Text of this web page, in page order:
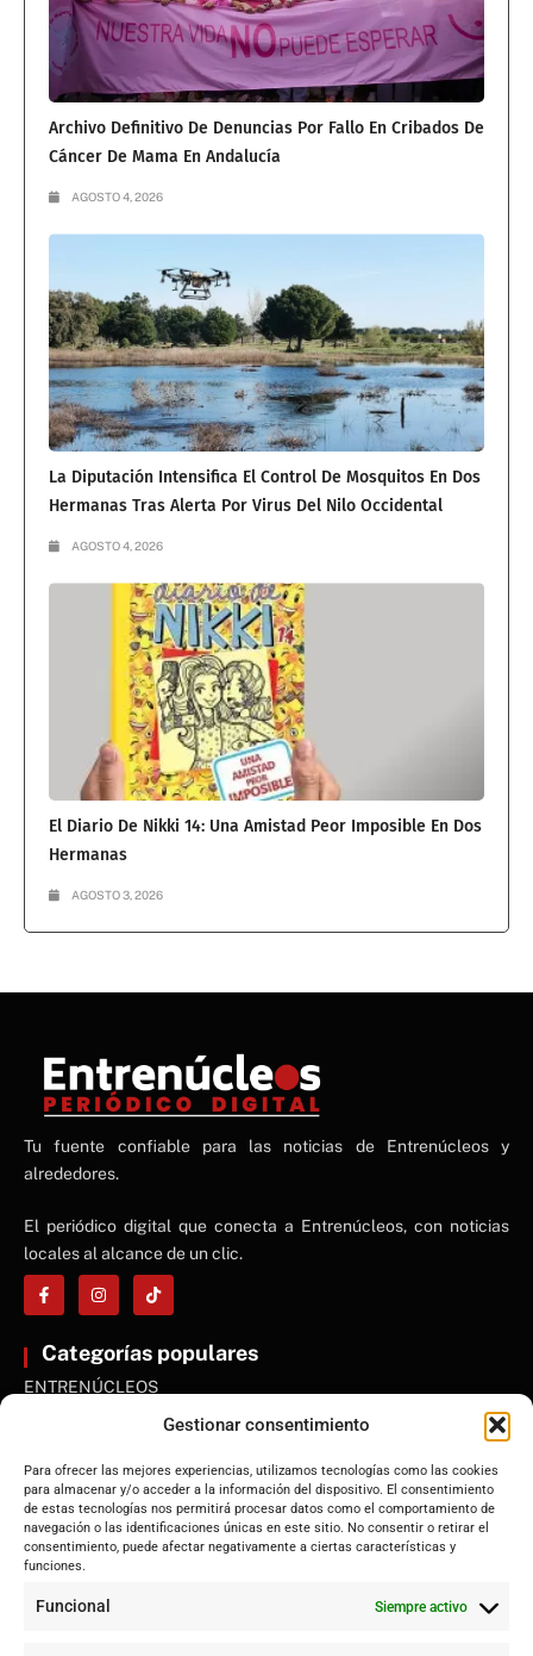
Gestionar consentimiento
Para ofrecer las mejores experiencias, utilizamos tecnologías como las cookies
para almacenar y/o acceder a la información del dispositivo. El consentimiento
de estas tecnologías nos permitirá procesar datos como el comportamiento de
navegación o las identificaciones únicas en este sitio. No consentir o retirar el
consentimiento, puede afectar negativamente a ciertas características y
funciones.
Funcional Siempre activo
Archivo Definitivo De Denuncias Por Fallo En Cribados De
Cáncer De Mama En Andalucía
AGOSTO 4, 2026
La Diputación Intensifica El Control De Mosquitos En Dos
Hermanas Tras Alerta Por Virus Del Nilo Occidental
AGOSTO 4, 2026
El Diario De Nikki 14: Una Amistad Peor Imposible En Dos
Hermanas
AGOSTO 3, 2026
NE
NEWS ELEMENTOR
Tu fuente confiable para las noticias de Entrenúcleos y
alrededores.
El periódico digital que conecta a Entrenúcleos, con noticias
locales al alcance de un clic.
Categorías populares
ENTRENÚCLEOS
Andalucía
Internacional
Tecnología
Sociedad